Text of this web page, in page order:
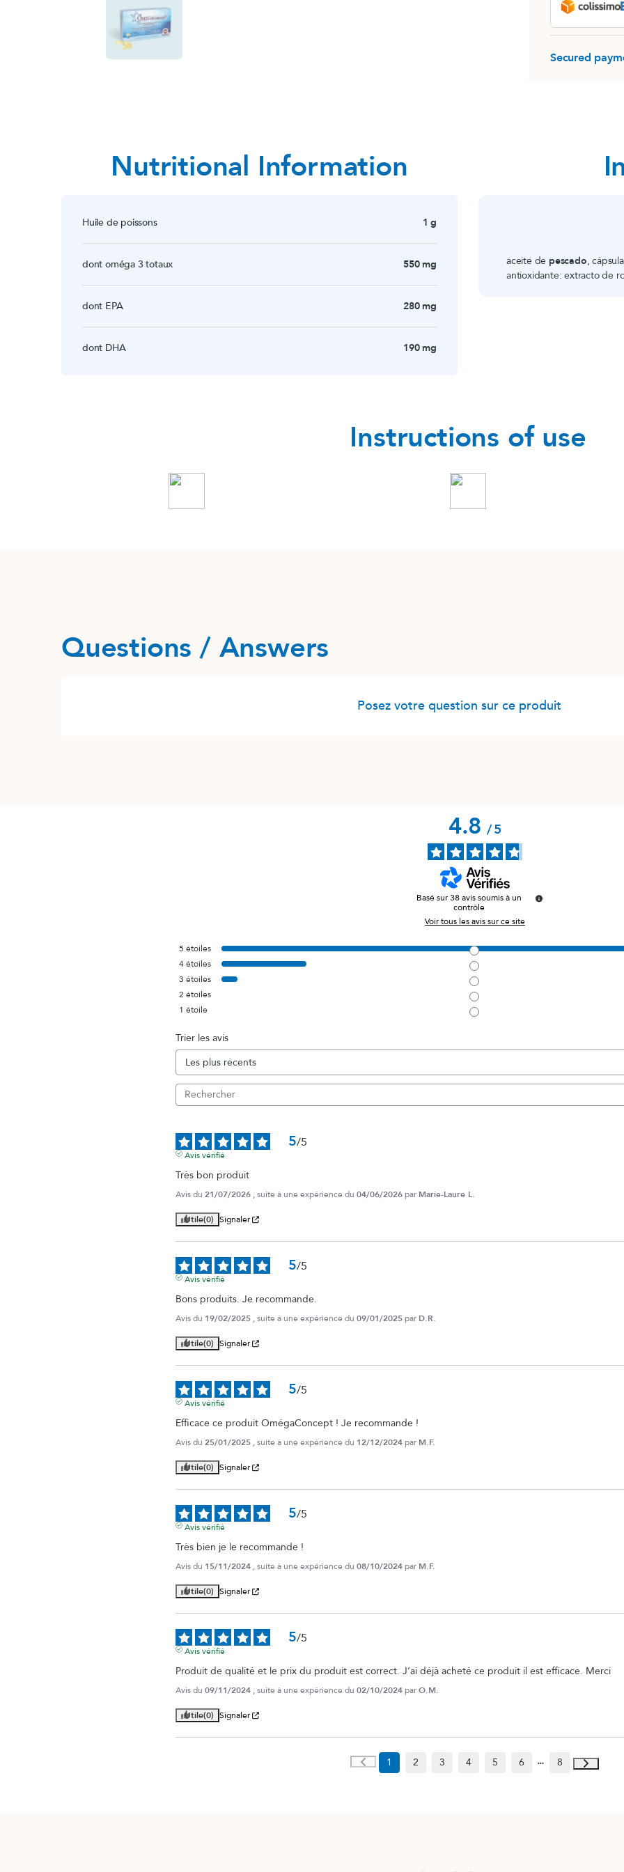
Destockage
Secured
Nutritional Information
Huile de poissons 1 g
dont oméga 3 totaux 550 mg
dont EPA 280 mg
dont DHA 190 mg
aceite de pescado,
antioxidante: extracto de
Instructions of use
Questions / Answers
Posez votre question sur ce produit
4.8/5
Basé sur38 avis soumis à un
contrôle
Voir tous les avis sur ce site
5 étoiles
4étoiles
3 étoiles
2 étoiles
1 étoile
Trier les avis
5/5
Avis vérifié
Très bon produit
Avis du 21/07/2026 , suite à une expérience du 04/06/2026 par Marie-Laure L.
Utile(0) Signaler
5/5
Avis vérifié
Bons produits. Je recommande.
Avis du 19/02/2025 , suite à une expérience du 09/01/2025 par D.R.
Utile(0) Signaler
5/5
Avis vérifié
Efficace ce produit OmégaConcept ! Je recommande !
Avis du 25/01/2025 , suite à une expérience du 12/12/2024 par M.F.
Utile(0) Signaler
5/5
Avis vérifié
Très bien je le recommande !
Avis du 15/11/2024 , suite à une expérience du 08/10/2024 par M.F.
Utile(0) Signaler
5/5
Avis vérifié
Produit de qualité et le prix du produit est correct. J’ai déjà acheté ce produit il est efficace. Merci
Avis du 09/11/2024 , suite à une expérience du 02/10/2024 parO.M.
Utile(0) Signaler
1 2 3 4 5 6 8